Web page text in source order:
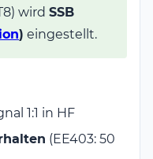
wird SSB
) eingestellt.
1:1 in HF
(EE403: 50